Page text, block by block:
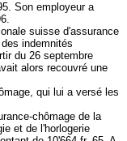
Son employeur a
suisse d'assurance
indemnités
du 26 septembre
alors recouvré une
qui lui a versé les
chômage de la
et de l'horlogerie